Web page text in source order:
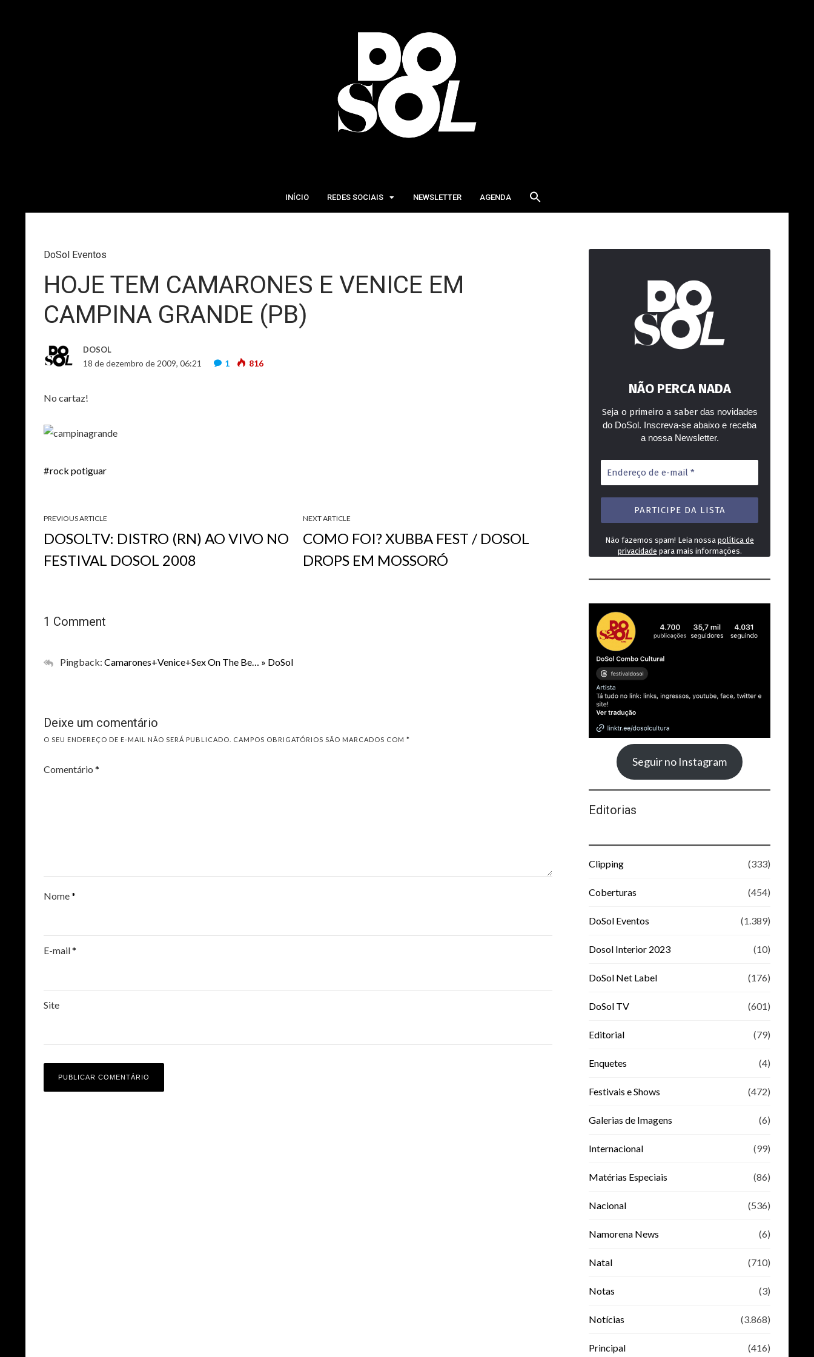
INÍCIO REDES SOCIAIS NEWSLETTER AGENDA
DoSol Eventos
HOJE TEM CAMARONES E VENICE EM
CAMPINA GRANDE (PB)
DOSOL
18 de dezembro de 2009, 06:21 1 816
No cartaz!
rock potiguar
PREVIOUS ARTICLE
DOSOLTV: DISTRO (RN) AO VIVO NO
FESTIVAL DOSOL 2008
NEXT ARTICLE
COMO FOI? XUBBA FEST / DOSOL
DROPS EM MOSSORÓ
1 Comment
Pingback: Camarones+Venice+Sex On The Be… » DoSol
Deixe um comentário
O SEU ENDEREÇO DE E-MAIL NÃO SERÁ PUBLICADO. CAMPOS OBRIGATÓRIOS SÃO MARCADOS COM *
Comentário *
Nome*
E-mail*
Site
NÃO PERCA NADA
Seja o primeiro a saberdas novidades
do DoSol. Inscreva-se abaixo e receba
a nossa Newsletter.
Endereço
de
e-
mail
Não fazemos spam! Leia nossa política de
privacidade para mais informações.
Seguir no Instagram
Editorias
Clipping (333)
Coberturas (454)
DoSol Eventos (1.389)
Dosol Interior 2023 (10)
DoSol Net Label (176)
DoSol TV (601)
Editorial (79)
Enquetes (4)
Festivais e Shows (472)
Galerias de Imagens (6)
Internacional (99)
Matérias Especiais (86)
Nacional (536)
Namorena News (6)
Natal (710)
Notas (3)
Notícias (3.868)
Principal (416)